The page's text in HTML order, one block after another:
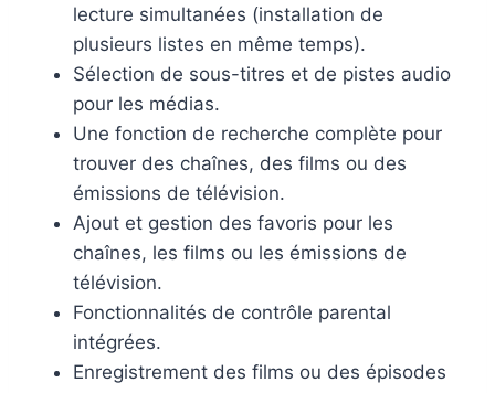
lecture simultanées (installation de
plusieurs listes en même temps).
Sélection de sous-titres et de pistes audio
pour les médias.
Une fonction de recherche complète pour
trouver des chaînes, des films ou des
émissions de télévision.
Ajout et gestion des favoris pour les
chaînes, les films ou les émissions de
télévision.
Fonctionnalités de contrôle parental
intégrées.
Enregistrement des films ou des épisodes